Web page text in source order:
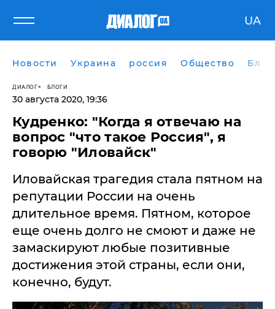
UA
Новости Украина россия Общество
ДИАЛОГ БЛОГИ
30 августа 2020, 19:36
Кудренко: "Когда я отвечаю на
вопрос "что такое Россия", я
говорю "Иловайск"
Иловайская трагедия стала пятном на
репутации России на очень
длительное время. Пятном, которое
еще очень долго не смоют и даже не
замаскируют любые позитивные
достижения этой страны, если они,
конечно, будут.